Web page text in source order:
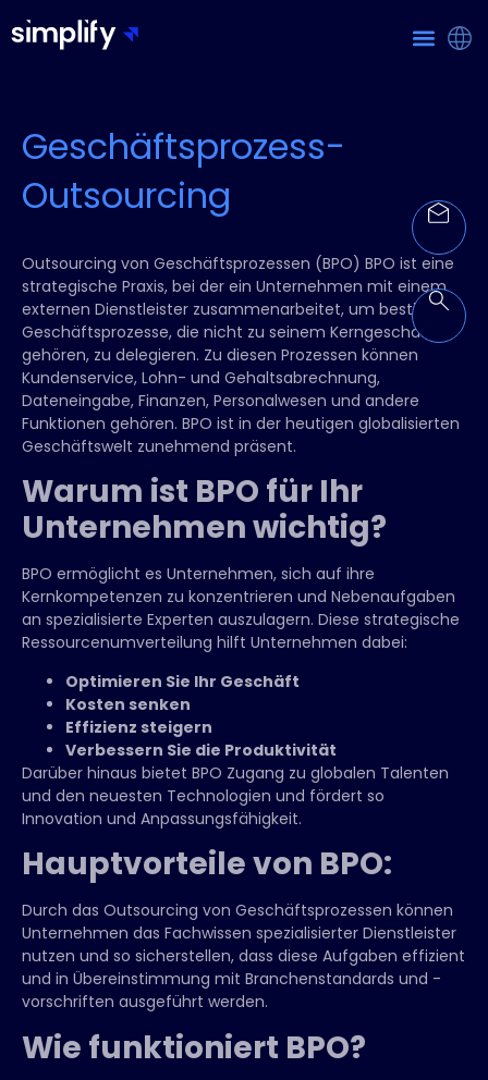
Geschäftsprozess-
Outsourcing
Outsourcing von Geschäftsprozessen (BPO) BPO ist eine
strategische Praxis, bei der ein Unternehmen mit einem
externen Dienstleister zusammenarbeitet, um bestimmte
Geschäftsprozesse, die nicht zu seinem Kerngeschäft
gehören, zu delegieren. Zu diesen Prozessen können
Kundenservice, Lohn- und Gehaltsabrechnung,
Dateneingabe, Finanzen, Personalwesen und andere
Funktionen gehören. BPO ist in der heutigen globalisierten
Geschäftswelt zunehmend präsent.
Warum ist BPO für Ihr
Unternehmen wichtig?
BPO ermöglicht es Unternehmen, sich auf ihre
Kernkompetenzen zu konzentrieren und Nebenaufgaben
an spezialisierte Experten auszulagern. Diese strategische
Ressourcenumverteilung hilft Unternehmen dabei:
Optimieren Sie Ihr Geschäft
Kosten senken
Effizienz steigern
Verbessern Sie die Produktivität
Darüber hinaus bietet BPO Zugang zu globalen Talenten
und den neuesten Technologien und fördert so
Innovation und Anpassungsfähigkeit.
Hauptvorteile von BPO:
Durch das Outsourcing von Geschäftsprozessen können
Unternehmen das Fachwissen spezialisierter Dienstleister
nutzen und so sicherstellen, dass diese Aufgaben effizient
und in Übereinstimmung mit Branchenstandards und -
vorschriften ausgeführt werden.
Wie funktioniert BPO?